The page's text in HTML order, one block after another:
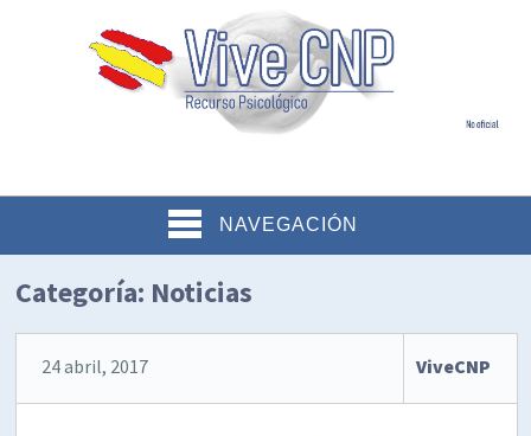
NAVEGACIÓN
Categoría: Noticias
24 abril, 2017 ViveCNP